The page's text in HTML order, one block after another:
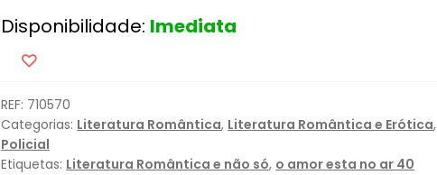
Mortal
(Nova
Edição)
Disponibilidade: Imediata
REF: 710570
Categorias: Literatura Romântica, Literatura Romântica e Erótica,
Policial
Etiquetas: Literatura Romântica e não só, o amor esta no ar 40